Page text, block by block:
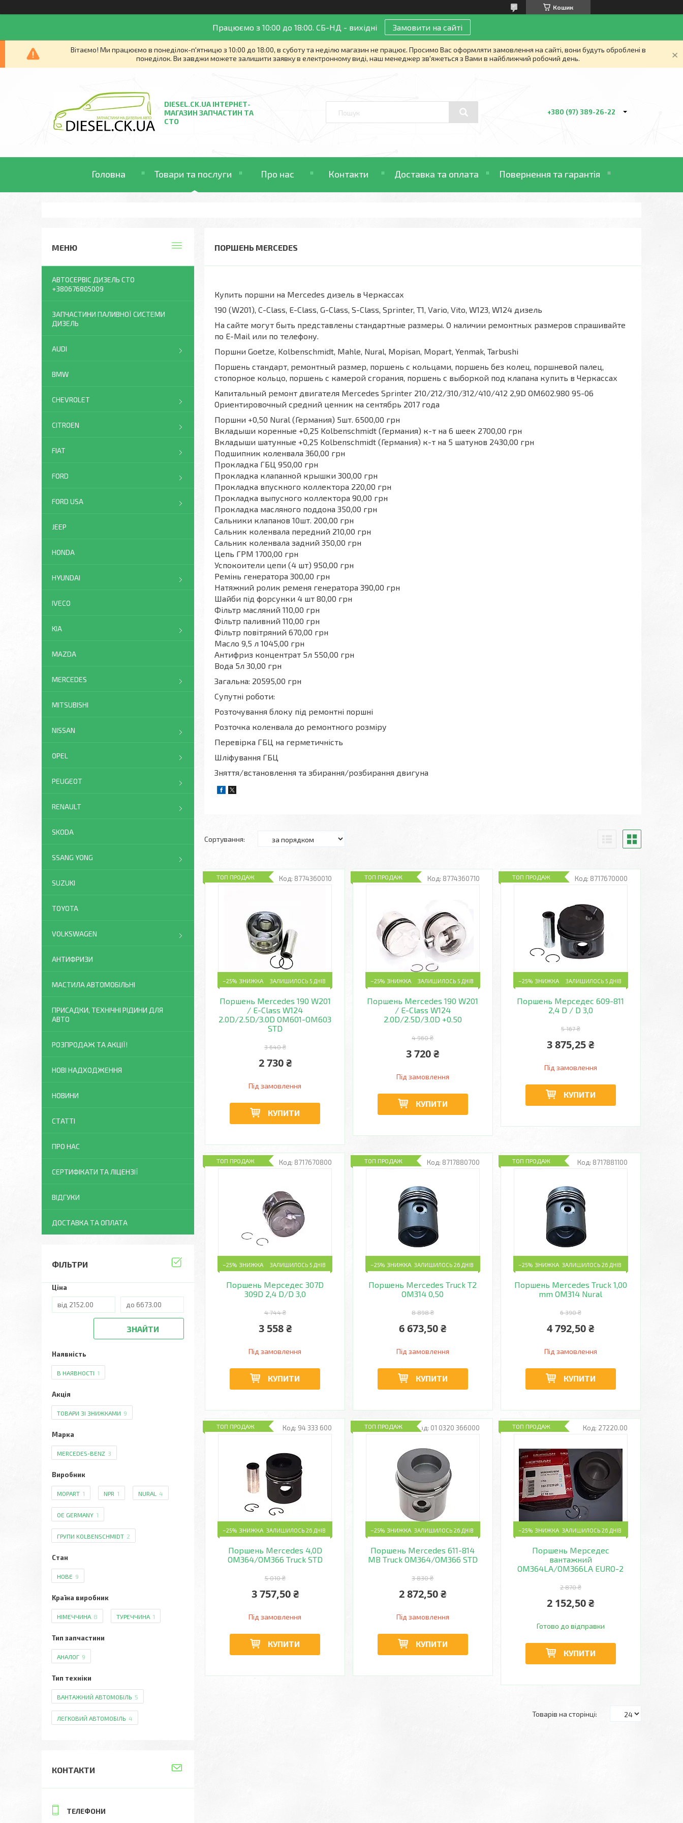
Кошик
Працюємо з 10:00 до 18:00. СБ-НД - вихідні Замовити на сайті
Вітаємо! Ми працюємо в понеділок-п'ятницю з 10:00 до 18:00, в суботу та неділю магазин не працює. Просимо Вас оформляти замовлення на сайті, вони будуть оброблені в
понеділок. Ви завджи можете залишити заявку в електронному виді, наш менеджер зв'яжеться з Вами в найближчий робочий день.
DIESEL.CK.UA ІНТЕРНЕТ-
МАГАЗИН ЗАПЧАСТИН ТА
СТО
+380 (97) 389-26-22
Головна Товари та послуги Про нас Контакти Доставка та оплата Повернення та гарантія
ПОРШЕНЬ MERCEDES
Купить поршни на Mercedes дизель в Черкассах
190 (W201), C-Class, E-Class, G-Class, S-Class, Sprinter, T1, Vario, Vito, W123, W124 дизель
На сайте могут быть представлены стандартные размеры. О наличии ремонтных размеров спрашивайте
по E-Mail или по телефону.
Поршни Goetze, Kolbenschmidt, Mahle, Nural, Mopisan, Mopart, Yenmak, Tarbushi
Поршень стандарт, ремонтный размер, поршень с кольцами, поршень без колец, поршневой палец,
стопорное кольцо, поршень с камерой сгорания, поршень с выборкой под клапана купить в Черкассах
Капитальный ремонт двигателя Mercedes Sprinter 210/212/310/312/410/412 2,9D OM602.980 95-06
Ориентировочный средний ценник на сентябрь 2017 года
Поршни +0,50 Nural (Германия) 5шт. 6500,00 грн
Вкладыши коренные +0,25 Kolbenschmidt (Германия) к-т на 6 шеек 2700,00 грн
Вкладыши шатунные +0,25 Kolbenschmidt (Германия) к-т на 5 шатунов 2430,00 грн
Подшипник коленвала 360,00 грн
Прокладка ГБЦ 950,00 грн
Прокладка клапанной крышки 300,00 грн
Прокладка впускного коллектора 220,00 грн
Прокладка выпусного коллектора 90,00 грн
Прокладка масляного поддона 350,00 грн
Сальники клапанов 10шт. 200,00 грн
Сальник коленвала передний 210,00 грн
Сальник коленвала задний 350,00 грн
Цепь ГРМ 1700,00 грн
Успокоители цепи (4 шт) 950,00 грн
Ремінь генератора 300,00 грн
Натяжний ролик ременя генератора 390,00 грн
Шайби під форсунки 4 шт 80,00 грн
Фільтр масляний 110,00 грн
Фільтр паливний 110,00 грн
Фільтр повітряний 670,00 грн
Масло 9,5 л 1045,00 грн
Антифриз концентрат 5л 550,00 грн
Вода 5л 30,00 грн
Загальна: 20595,00 грн
Супутні роботи:
Розточування блоку під ремонтні поршні
Розточка коленвала до ремонтного розміру
Перевірка ГБЦ на герметичність
Шліфування ГБЦ
Зняття/встановлення та збирання/розбирання двигуна
8774360010
ТОП ПРОДАЖ
–25% ЗАЛИШИЛОСЬ 5 ДНІВ
Поршень Mercedes 190 W201
/ E-Class W124
2.0D/2.5D/3.0D OM601-OM603
STD
3 640 ₴
2 730 ₴
Під замовлення
КУПИТИ
8774360710
ТОП ПРОДАЖ
–25% ЗАЛИШИЛОСЬ 5 ДНІВ
Поршень Mercedes 190 W201
/ E-Class W124
2.0D/2.5D/3.0D +0.50
4 960 ₴
3 720 ₴
Під замовлення
КУПИТИ
8717670000
ТОП ПРОДАЖ
–25% ЗАЛИШИЛОСЬ 5 ДНІВ
Поршень Мерседес 609-811
2,4 D / D 3,0
5 167 ₴
3 875,25 ₴
Під замовлення
КУПИТИ
8717670800
ТОП ПРОДАЖ
–25% ЗАЛИШИЛОСЬ 5 ДНІВ
Поршень Мерседес 307D
309D 2,4 D/D 3,0
4 744 ₴
3 558 ₴
Під замовлення
КУПИТИ
8717880700
ТОП ПРОДАЖ
–25% ЗАЛИШИЛОСЬ 26 ДНІВ
Поршень Mercedes Truck T2
OM314 0,50
8 898 ₴
6 673,50 ₴
Під замовлення
КУПИТИ
8717881100
ТОП ПРОДАЖ
–25% ЗАЛИШИЛОСЬ 26 ДНІВ
Поршень Mercedes Truck 1,00
mm OM314 Nural
6 390 ₴
4 792,50 ₴
Під замовлення
КУПИТИ
94 333 600
ТОП ПРОДАЖ
–25% ЗАЛИШИЛОСЬ 26 ДНІВ
Поршень Mercedes 4,0D
OM364/OM366 Truck STD
5 010 ₴
3 757,50 ₴
Під замовлення
КУПИТИ
01 0320 366000
ТОП ПРОДАЖ
–25% ЗАЛИШИЛОСЬ 26 ДНІВ
Поршень Mercedes 611-814
MB Truck OM364/OM366 STD
3 830 ₴
2 872,50 ₴
Під замовлення
КУПИТИ
27220.00
ТОП ПРОДАЖ
–25% ЗАЛИШИЛОСЬ 26 ДНІВ
Поршень Мерседес
вантажний
OM364LA/OM366LA EURO-2
2 870 ₴
2 152,50 ₴
Готово до відправки
КУПИТИ
АВТОСЕРВІС ДИЗЕЛЬ СТО
+380676805009
ЗАПЧАСТИНИ ПАЛИВНОЇ СИСТЕМИ
ДИЗЕЛЬ
AUDI
BMW
CHEVROLET
CITROEN
FIAT
FORD
FORD USA
JEEP
HONDA
HYUNDAI
IVECO
KIA
MAZDA
MERCEDES
MITSUBISHI
NISSAN
OPEL
PEUGEOT
RENAULT
SKODA
SSANG YONG
SUZUKI
TOYOTA
VOLKSWAGEN
АНТИФРИЗИ
МАСТИЛА АВТОМОБІЛЬНІ
ПРИСАДКИ, ТЕХНІЧНІ РІДИНИ ДЛЯ
АВТО
РОЗПРОДАЖ ТА АКЦІЇ!
НОВІ НАДХОДЖЕННЯ
НОВИНИ
СТАТТІ
ПРО НАС
СЕРТИФІКАТИ ТА ЛІЦЕНЗІЇ
ВІДГУКИ
ДОСТАВКА ТА ОПЛАТА
ФІЛЬТРИ
Ціна
ЗНАЙТИ
Наявність
В НАЯВНОСТІ 1
Акція
ТОВАРИ ЗІ ЗНИЖКАМИ 9
Марка
MERCEDES-BENZ 3
Виробник
MOPART 1 NPR 1 NURAL 4
OE GERMANY 1
ГРУПИ KOLBENSCHMIDT 2
Стан
НОВЕ 9
Країна виробник
НІМЕЧЧИНА 8 ТУРЕЧЧИНА 1
Тип запчастини
АНАЛОГ 9
Тип техніки
ВАНТАЖНИЙ АВТОМОБІЛЬ 5
ЛЕГКОВИЙ АВТОМОБІЛЬ 4
КОНТАКТИ